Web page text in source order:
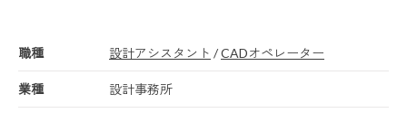
職種 設計アシスタント /CADオペレーター
業種 設計事務所